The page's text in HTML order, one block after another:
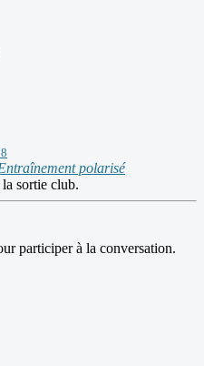
polarisé
sortie club.
participer à la conversation.